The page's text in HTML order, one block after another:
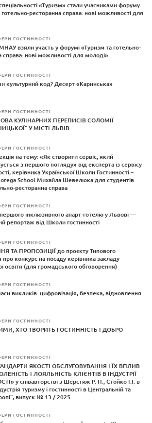
«Туризм» стали учасниками форуму
ресторанна справа: нові можливості для
ГОСТИННОСТІ
взяли участь у форумі «Туризм та готельно-
справа: нові можливості для молоді»
ГОСТИННОСТІ
культурний код? Десерт «Каринська»
ГОСТИННОСТІ
КУЛІНАРНИХ ПЕРЕПИСІВ СОЛОМІЇ
У МІСТІ ЛЬВІВ
ГОСТИННОСТІ
на тему: «Як створити сервіс, який
з першого погляду» від експерта із сервісу
керівника Української Школи Гостинності –
School Михайла Шевелюка для студентів
ресторанна справа
ГОСТИННОСТІ
інклюзивного апарт-готелю у Львові —
репортаж від Школи гостинності
ГОСТИННОСТІ
ТА ПРОПОЗИЦІЇ до проєкту Типового
конкурс на посаду керівника закладу
освіти (для громадського обговорення)
ГОСТИННОСТІ
викликів: цифровізація, безпека, відновлення
ГОСТИННОСТІ
ХТО ТВОРИТЬ ГОСТИННІСТЬ І ДОБРО
ГОСТИННОСТІ
ЯКОСТІ ОБСЛУГОВУВАННЯ І ЇХ ВПЛИВ
І ЛОЯЛЬНІСТЬ КЛІЄНТІВ В ІНДУСТРІЇ
у співавторстві з Шерстюк Р. П., Стойко І.І. в
туризму і гостинності в Центральній та
випуск № 13 / 2025.
ГОСТИННОСТІ